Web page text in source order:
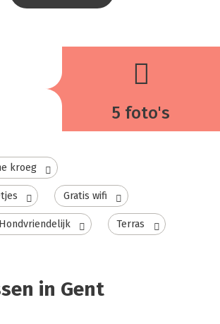
5 foto's
kroeg
Gratis wifi
Hondvriendelijk Terras
in Gent